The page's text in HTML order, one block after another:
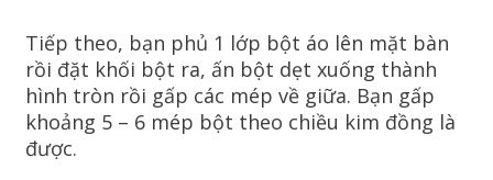
Tiếp theo, bạn phủ 1 lớp bột áo lên mặt bàn
rồi đặt khối bột ra, ấn bột dẹt xuống thành
hình tròn rồi gấp các mép về giữa. Bạn gấp
khoảng 5 – 6 mép bột theo chiều kim đồng là
được.